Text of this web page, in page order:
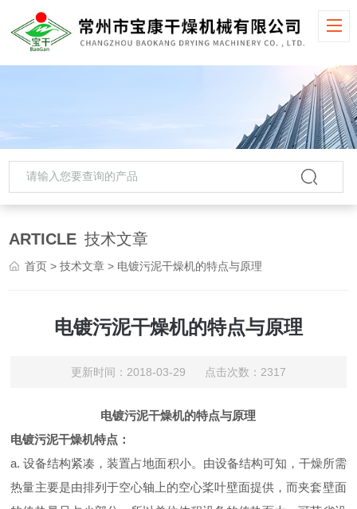
ARTICLE 技术文章
首页 >技术文章 > 电镀污泥干燥机的特点与原理
电镀污泥干燥机的特点与原理
更新时间：2018-03-29 点击次数：2317
电镀污泥干燥机的特点与原理
电镀污泥干燥机特点：
a.设备结构紧凑，装置占地面积小。由设备结构可知，干燥所需
热量主要是由排列于空心轴上的空心桨叶壁面提供，而夹套壁面